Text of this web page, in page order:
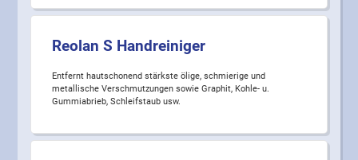
Reolan S Handreiniger
Entfernt hautschonend stärkste ölige, schmierige und
metallische Verschmutzungen sowie Graphit, Kohle- u.
Gummiabrieb, Schleifstaub usw.